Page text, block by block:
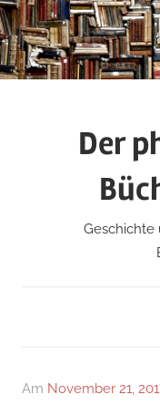
Zum
Inhalt
springen
Der
Geschichte
Am November 21,